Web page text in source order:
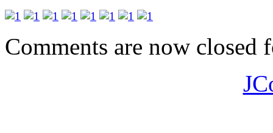
Comments are now closed